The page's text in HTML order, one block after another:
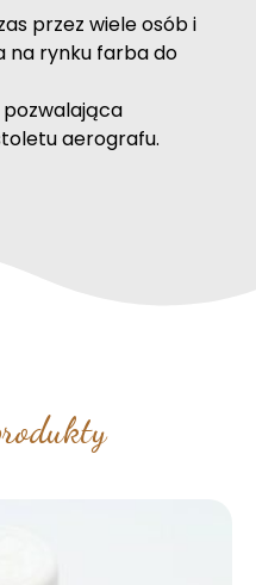
przez wiele osób i
na rynku farba do
aerografu.